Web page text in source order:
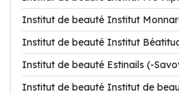
Institut de beauté Institut
Institut de beauté Institut
Institut de beauté Estinails (-
Institut de beauté Institut de